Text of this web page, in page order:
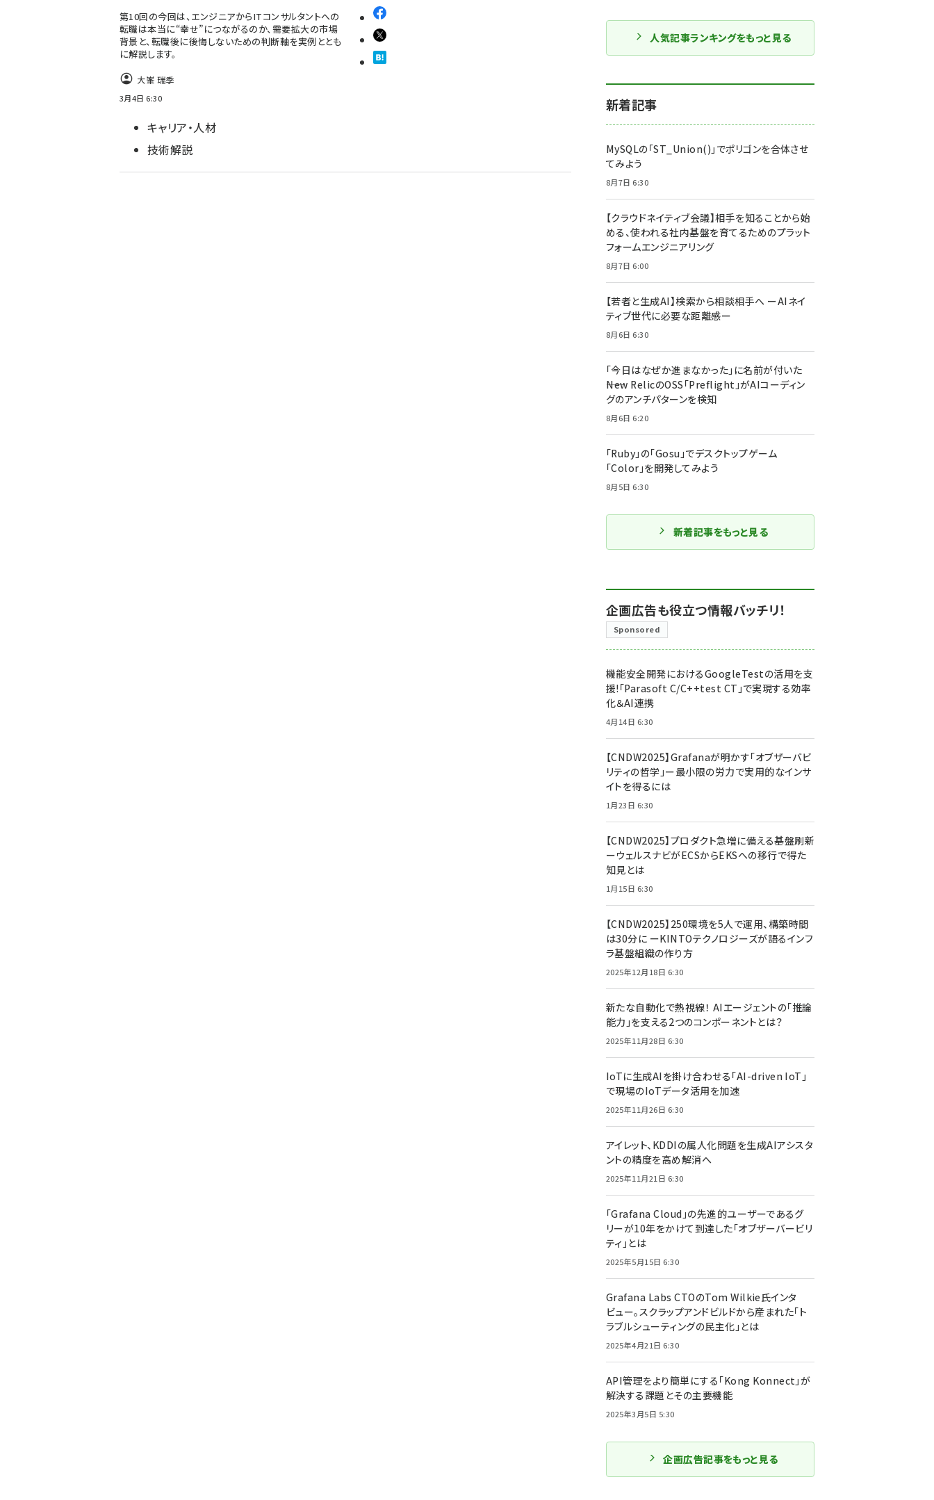
第10回の今回は、エンジニアからITコンサルタントへの
転職は本当に“幸せ”につながるのか、需要拡大の市場
背景と、転職後に後悔しないための判断軸を実例ととも
に解説します。
大峯 瑞季
3月4日 6:30
キャリア・人材
技術解説
人気記事ランキングをもっと見る
新着記事
MySQLの「ST_Union()」でポリゴンを合体させ
てみよう
8月7日 6:30
【クラウドネイティブ会議】相手を知ることから始
める、使われる社内基盤を育てるためのプラット
フォームエンジニアリング
8月7日 6:00
【若者と生成AI】検索から相談相手へ ーAIネイ
ティブ世代に必要な距離感ー
8月6日 6:30
「今日はなぜか進まなかった」に名前が付いた
――New RelicのOSS「Preflight」がAIコーディン
グのアンチパターンを検知
8月6日 6:20
「Ruby」の「Gosu」でデスクトップゲーム
「Color」を開発してみよう
8月5日 6:30
新着記事をもっと見る
企画広告も役立つ情報バッチリ！
Sponsored
機能安全開発におけるGoogleTestの活用を支
援!「Parasoft C/C++test CT」で実現する効率
化＆AI連携
4月14日 6:30
【CNDW2025】Grafanaが明かす「オブザーバビ
リティの哲学」ー最小限の労力で実用的なインサ
イトを得るには
1月23日 6:30
【CNDW2025】プロダクト急増に備える基盤刷新
ーウェルスナビがECSからEKSへの移行で得た
知見とは
1月15日 6:30
【CNDW2025】250環境を5人で運用、構築時間
は30分に ーKINTOテクノロジーズが語るインフ
ラ基盤組織の作り方
2025年12月18日 6:30
新たな自動化で熱視線！ AIエージェントの「推論
能力」を支える2つのコンポーネントとは？
2025年11月28日 6:30
IoTに生成AIを掛け合わせる「AI-driven IoT」
で現場のIoTデータ活用を加速
2025年11月26日 6:30
アイレット、KDDIの属人化問題を生成AIアシスタ
ントの精度を高め解消へ
2025年11月21日 6:30
「Grafana Cloud」の先進的ユーザーであるグ
リーが10年をかけて到達した「オブザーバービリ
ティ」とは
2025年5月15日 6:30
Grafana Labs CTOのTom Wilkie氏インタ
ビュー。スクラップアンドビルドから産まれた「ト
ラブルシューティングの民主化」とは
2025年4月21日 6:30
API管理をより簡単にする「Kong Konnect」が
解決する課題とその主要機能
2025年3月5日 5:30
企画広告記事をもっと見る